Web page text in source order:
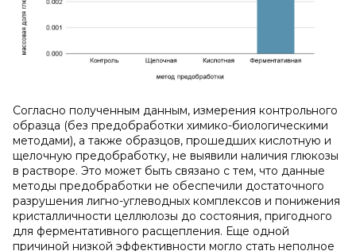
Согласно полученным данным, измерения контрольного
образца (без предобработки химико-биологическими
методами), а также образцов, прошедших кислотную и
щелочную предобработку, не выявили наличия глюкозы
в растворе. Это может быть связано с тем, что данные
методы предобработки не обеспечили достаточного
разрушения лигно-углеводных комплексов и понижения
кристалличности целлюлозы до состояния, пригодного
для ферментативного расщепления. Еще одной
причиной низкой эффективности могло стать неполное